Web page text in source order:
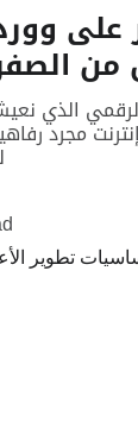
على
من
الذي
مجرد